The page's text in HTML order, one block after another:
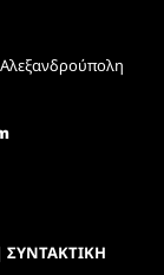
ΣΥΝΤΑΚΤΙΚΗ